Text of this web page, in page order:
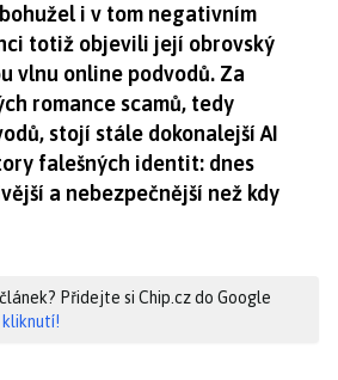
i v tom negativním
totiž objevili její obrovský
vlnu online podvodů. Za
romance scamů, tedy
stojí stále dokonalejší AI
falešných identit: dnes
a nebezpečnější než kdy
Přidejte si Chip.cz do Google